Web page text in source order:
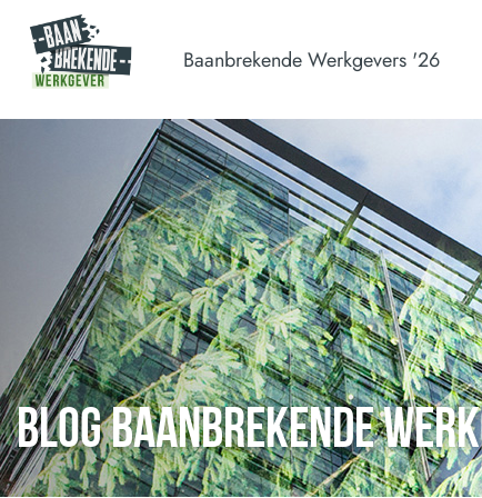
Baanbrekende Werkgevers '26
BLOG BAANBREKENDE